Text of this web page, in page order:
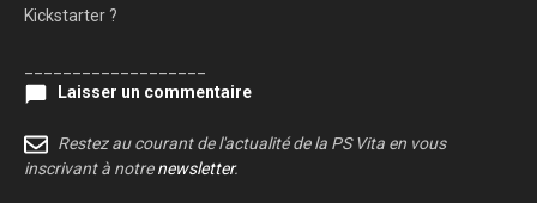
Kickstarter ?
Laisser un commentaire
Restez au courant de l'actualité de la PS Vita en vous
inscrivant à notrenewsletter.